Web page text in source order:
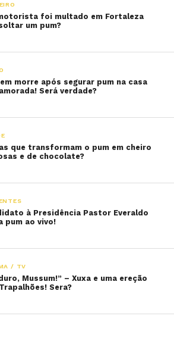
foi multado em Fortaleza
um pum?
morre após segurar pum na casa
Será verdade?
que transformam o pum em cheiro
e de chocolate?
à Presidência Pastor Everaldo
pum ao vivo!
/ TV
Mussum!” – Xuxa e uma ereção
Sera?